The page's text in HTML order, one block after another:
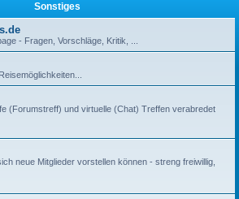
Sonstiges
- Fragen, Vorschläge, Kritik, ...
(Forumstreff) und virtuelle (Chat) Treffen verabredet
neue Mitglieder vorstellen können - streng freiwillig,